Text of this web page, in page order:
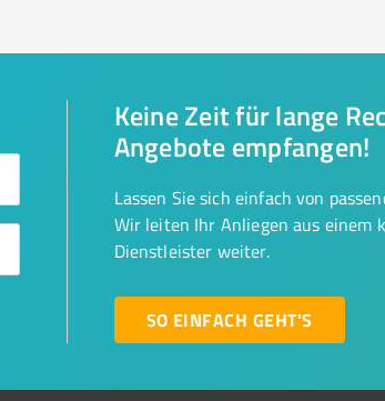
Keine Zeit für lange
Angebote empfangen!
Lassen Sie sich einfach von
Wir leiten Ihr Anliegen aus einem
Dienstleister weiter.
SO EINFACH GEHT'S